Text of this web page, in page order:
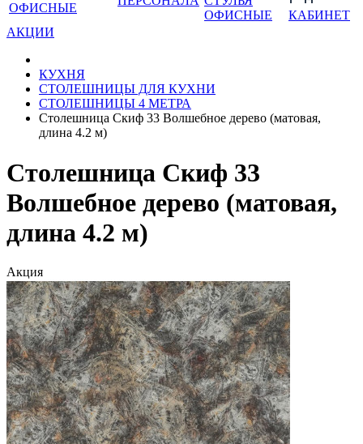
ОФИСНЫЕ
ОФИСНЫЕ
КАБИНЕТ
АКЦИИ
КУХНЯ
СТОЛЕШНИЦЫ ДЛЯ КУХНИ
СТОЛЕШНИЦЫ 4 МЕТРА
Столешница Скиф 33 Волшебное дерево (матовая,
длина 4.2 м)
Столешница Скиф 33
Волшебное дерево (матовая,
длина 4.2 м)
Акция